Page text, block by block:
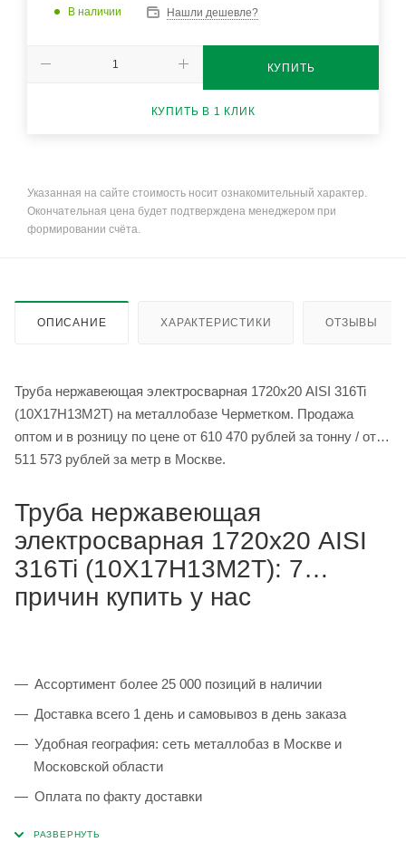
В наличии Нашли дешевле?
КУПИТЬ
КУПИТЬ В 1 КЛИК
Указанная на сайте стоимость носит ознакомительный характер.
Окончательная цена будет подтверждена менеджером при
формировании счёта.
ОПИСАНИЕ ХАРАКТЕРИСТИКИ ОТЗЫВЫ
Труба нержавеющая электросварная 1720х20 AISI 316Ti
(10Х17Н13М2Т) на металлобазе Черметком. Продажа
оптом и в розницу по цене от 610 470 рублей за тонну / от
511 573 рублей за метр в Москве.
Труба нержавеющая
электросварная 1720х20 AISI
316Ti (10Х17Н13М2Т): 7
причин купить у нас
Ассортимент более 25 000 позиций в наличии
Доставка всего 1 день и самовывоз в день заказа
Удобная география: сеть металлобаз в Москве и
Московской области
Оплата по факту доставки